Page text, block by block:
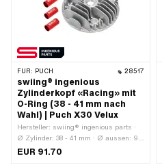
FÜR: PUCH 28517
swiing® ingenious
Zylinderkopf «Racing» mit
O-Ring (38 - 41 mm nach
Wahl) | Puch X30 Velux
Hersteller: swiing® ingenious parts ·
Ø Zylinder: 38 - 41 mm · Ø aussen: 90
mm · Anzahl Befestigungspunkte: 4
EUR 91.70